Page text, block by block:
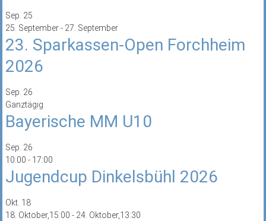
Sep. 25
25. September- 27. September
23. Sparkassen-Open Forchheim
2026
Sep. 26
Ganztägig
Bayerische MM U10
Sep. 26
10:00 - 17:00
Jugendcup Dinkelsbühl 2026
Okt. 18
18. Oktober,15:00 - 24. Oktober,13:30